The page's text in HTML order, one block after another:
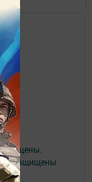
защищены